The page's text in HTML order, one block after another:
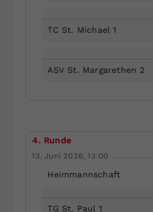
TC St. Michael 1
ASV St. Margarethen 2
4. Runde
13. Juni 2026, 13:00
Heimmannschaft
TG St. Paul 1